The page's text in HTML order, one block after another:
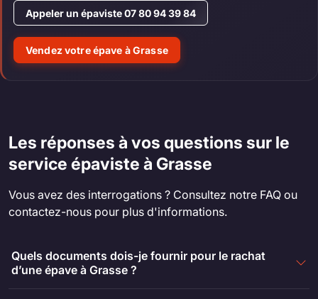
Appeler un épaviste 07 80 94 39 84
Vendez votre épave à Grasse
Les réponses à vos questions sur le
service épaviste à Grasse
Vous avez des interrogations ? Consultez notre FAQ ou
contactez-nous pour plus d'informations.
Quels documents dois-je fournir pour le rachat
d’une épave à Grasse ?